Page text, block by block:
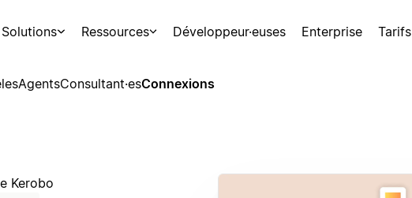
Solutions Ressources Développeur·euses Enterprise Tarifs
AgentsConsultant·esConnexions
Kerobo